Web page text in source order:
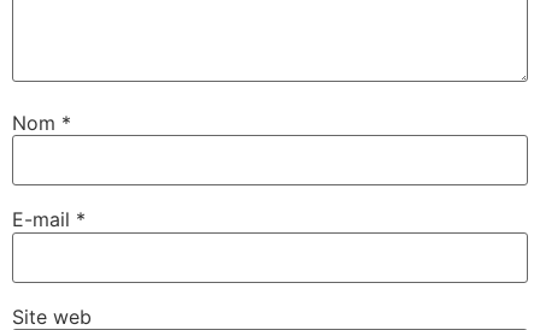
Nom *
E-mail *
Site web